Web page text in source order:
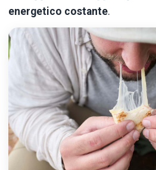
energetico costante.